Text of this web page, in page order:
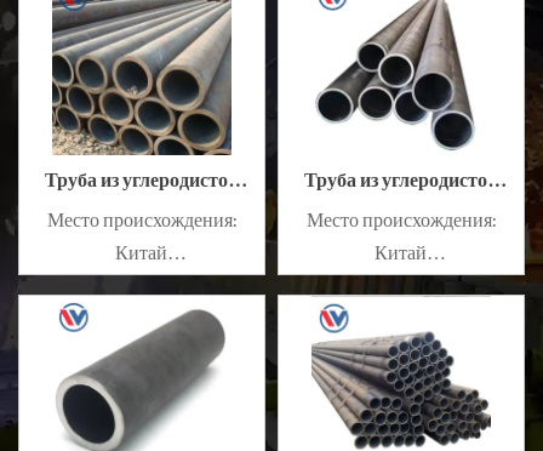
Сплав или нет: не сплав
Сплав или нет: не сплав
Труба из углеродистой
Место происхождения:
Китай
немасляный: немасляный
Сплав или нет: не сплав
Труба из углеродистой
Место происхождения:
Китай
немасляный: немасляный
Сплав или нет: не сплав